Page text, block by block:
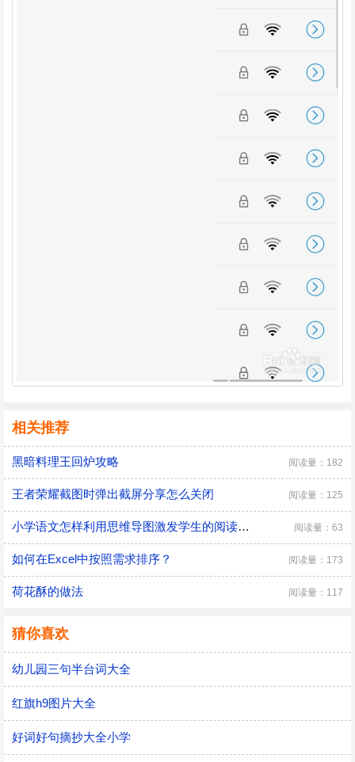
相关推荐
黑暗料理王回炉攻略 阅读量：182
王者荣耀截图时弹出截屏分享怎么关闭 阅读量：125
小学语文怎样利用思维导图激发学生的阅读兴趣 阅读量：63
如何在Excel中按照需求排序？ 阅读量：173
荷花酥的做法 阅读量：117
猜你喜欢
幼儿园三句半台词大全
红旗h9图片大全
好词好句摘抄大全小学